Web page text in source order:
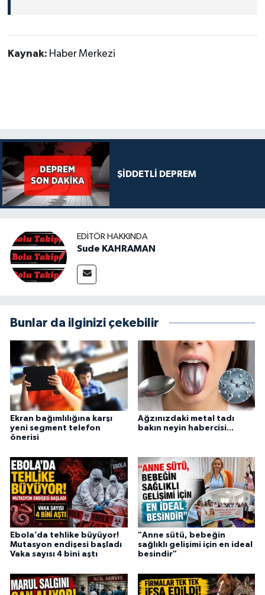
Kaynak: Haber Merkezi
ŞİDDETLİ DEPREM
EDITÖR HAKKINDA
Sude KAHRAMAN
Bunlar da ilginizi çekebilir
Ekran bağımlılığına karşı
yeni segment telefon
önerisi
Ağzınızdaki metal tadı
bakın neyin habercisi...
Ebola’da tehlike büyüyor!
Mutasyon endişesi başladı
Vaka sayısı 4 bini aştı
"Anne sütü, bebeğin
sağlıklı gelişimi için en ideal
besindir"